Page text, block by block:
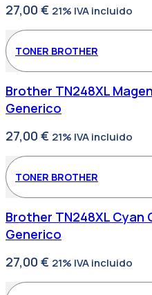
27,00 € 21% IVA incluido
TONER BROTHER
Brother TN248XL
Generico
27,00 € 21% IVA incluido
TONER BROTHER
Brother TN248XL
Generico
27,00 € 21% IVA incluido